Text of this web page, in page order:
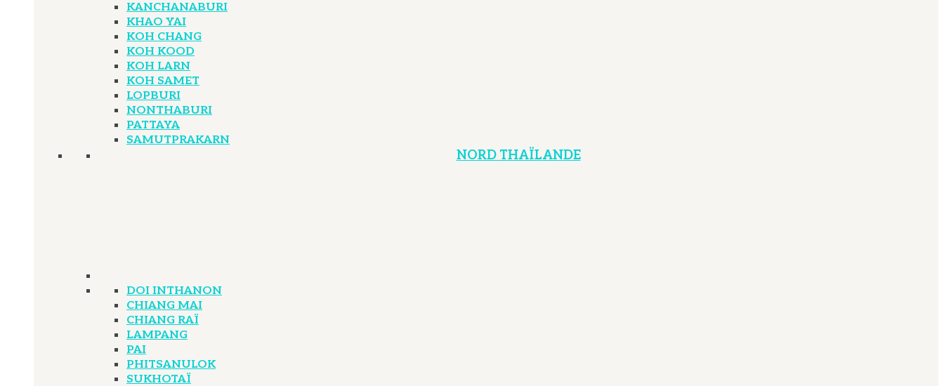
KANCHANABURI
KHAO YAI
KOH CHANG
KOH KOOD
KOH LARN
KOH SAMET
LOPBURI
NONTHABURI
PATTAYA
SAMUTPRAKARN
NORD THAÏLANDE
DOI INTHANON
CHIANG MAI
CHIANG RAÏ
LAMPANG
PAI
PHITSANULOK
SUKHOTAÏ